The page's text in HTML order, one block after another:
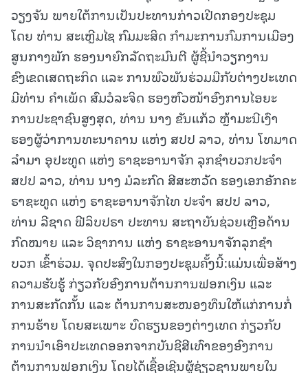
ວຽງຈັນ ພາຍໃຕ້ການເປັນປະທານກ່າວເປີດກອງປະຊຸມ
ໂດຍ ທ່ານ ສະເຫຼີມໄຊ ກົມມະສິດ ກໍາມະການກົມການເມືອງ
ສູນກາງພັກ ຮອງນາຍົກລັດຖະມົນຕີ ຜູ້ຊີ້ນໍາວຽກງານ
ຂົງເຂດເສດຖະກິດ ແລະ ການພົວພັນຮ່ວມມືກັບຕ່າງປະເທດ
ມີທ່ານ ຄໍາເພັດ ສົມວໍລະຈິດ ຮອງຫົວໜ້າອົງການໄອຍະ
ການປະຊາຊົນສູງສຸດ, ທ່ານ ນາງ ຂັນແກ້ວ ຫຼ້າມະນີເງົາ
ຮອງຜູ້ວ່າການທະນາຄານ ແຫ່ງ ສປປ ລາວ, ທ່ານ ໂທມາດ
ລຳມາ ອຸປະທູດ ແຫ່ງ ຣາຊະອານາຈັກ ລຸກຊໍາບວກປະຈຳ
ສປປ ລາວ, ທ່ານ ນາງ ມໍລະກົດ ສີສະຫວັດ ຮອງເອກອັກຄະ
ຣາຊະທູດ ແຫ່ງ ຣາຊະອານາຈັກໄທ ປະຈໍາ ສປປ ລາວ,
ທ່ານ ລີຊາດ ຟີລິບປຣາ ປະທານ ສະຖາບັນຊ່ວຍເຫຼືອດ້ານ
ກົດໝາຍ ແລະ ວິຊາການ ແຫ່ງ ຣາຊະອານາຈັກລຸກຊໍາ
ບວກ ເຂົ້າຮ່ວມ. ຈຸດປະສົງໃນກອງປະຊຸມຄັ້ງນີ້:ແມ່ນເພື່ອສ້າງ
ຄວາມຮັບຮູ້ ກ່ຽວກັບອົງການຕ້ານການຟອກເງິນ ແລະ
ການສະກັດກັ້ນ ແລະ ຕ້ານການສະໜອງທຶນໃຫ້ແກ່ການກໍ່
ການຮ້າຍ ໂດຍສະເພາະ ບົດຮຽນຂອງຕ່າງເທດ ກ່ຽວກັບ
ການນຳເອົາປະເທດອອກຈາກບັນຊີສີເທົາຂອງອົງການ
ຕ້ານການຟອກເງິນ ໂດຍໄດ້ເຊື້ອເຊີນຜູ້ຊ່ຽວຊານພາຍໃນ